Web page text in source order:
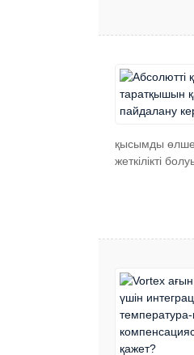
қысымды
жеткілікті